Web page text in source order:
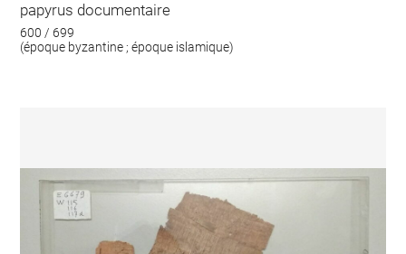
papyrus documentaire
600 / 699
(époque byzantine ; époque islamique)